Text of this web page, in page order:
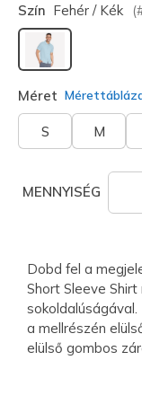
Szín Fehér / Kék
kiválasztva
Méret
S M
MENNYISÉG
Dobd fel a
Short Sleeve
sokoldalúságával.
a mellrészén
elülső gombos